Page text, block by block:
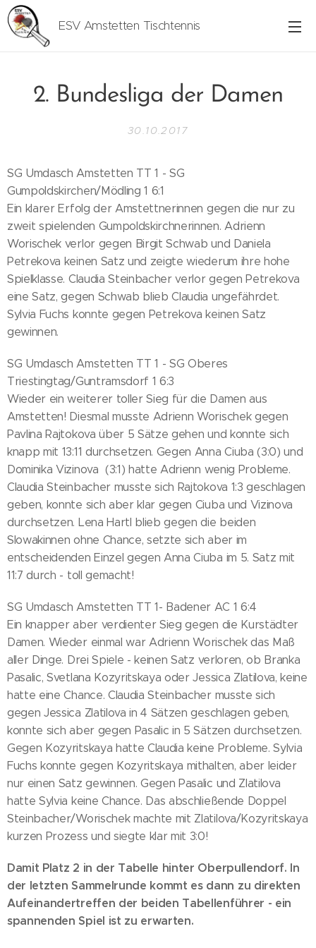
ESV Amstetten Tischtennis
2. Bundesliga der Damen
30.10.2017
SG Umdasch Amstetten TT 1 - SG
Gumpoldskirchen/Mödling 1 6:1
Ein klarer Erfolg der Amstettnerinnen gegen die nur zu
zweit spielenden Gumpoldskirchnerinnen. Adrienn
Worischek verlor gegen Birgit Schwab und Daniela
Petrekova keinen Satz und zeigte wiederum ihre hohe
Spielklasse. Claudia Steinbacher verlor gegen Petrekova
eine Satz, gegen Schwab blieb Claudia ungefährdet.
Sylvia Fuchs konnte gegen Petrekova keinen Satz
gewinnen.
SG Umdasch Amstetten TT 1 - SG Oberes
Triestingtag/Guntramsdorf 1 6:3
Wieder ein weiterer toller Sieg für die Damen aus
Amstetten! Diesmal musste Adrienn Worischek gegen
Pavlina Rajtokova über 5 Sätze gehen und konnte sich
knapp mit 13:11 durchsetzen. Gegen Anna Ciuba (3:0) und
Dominika Vizinova (3:1) hatte Adrienn wenig Probleme.
Claudia Steinbacher musste sich Rajtokova 1:3 geschlagen
geben, konnte sich aber klar gegen Ciuba und Vizinova
durchsetzen. Lena Hartl blieb gegen die beiden
Slowakinnen ohne Chance, setzte sich aber im
entscheidenden Einzel gegen Anna Ciuba im 5. Satz mit
11:7 durch - toll gemacht!
SG Umdasch Amstetten TT 1- Badener AC 1 6:4
Ein knapper aber verdienter Sieg gegen die Kurstädter
Damen. Wieder einmal war Adrienn Worischek das Maß
aller Dinge. Drei Spiele - keinen Satz verloren, ob Branka
Pasalic, Svetlana Kozyritskaya oder Jessica Zlatilova, keine
hatte eine Chance. Claudia Steinbacher musste sich
gegen Jessica Zlatilova in 4 Sätzen geschlagen geben,
konnte sich aber gegen Pasalic in 5 Sätzen durchsetzen.
Gegen Kozyritskaya hatte Claudia keine Probleme. Sylvia
Fuchs konnte gegen Kozyritskaya mithalten, aber leider
nur einen Satz gewinnen. Gegen Pasalic und Zlatilova
hatte Sylvia keine Chance. Das abschließende Doppel
Steinbacher/Worischek machte mit Zlatilova/Kozyritskaya
kurzen Prozess und siegte klar mit 3:0!
Damit Platz 2 in der Tabelle hinter Oberpullendorf. In
der letzten Sammelrunde kommt es dann zu direkten
Aufeinandertreffen der beiden Tabellenführer - ein
spannenden Spiel ist zu erwarten.